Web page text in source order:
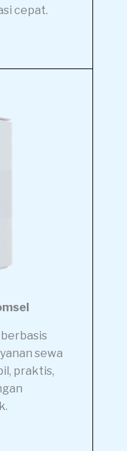
cepat.
sewa
praktis,